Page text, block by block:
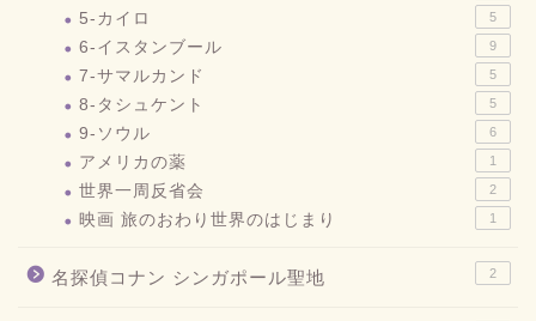
5-カイロ 5
6-イスタンブール 9
7-サマルカンド 5
8-タシュケント 5
9-ソウル 6
アメリカの薬 1
世界一周反省会 2
映画 旅のおわり世界のはじまり 1
名探偵コナン シンガポール聖地 2